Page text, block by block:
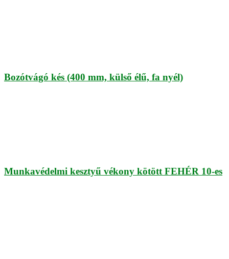
Bozótvágó kés (400 mm, külső élű, fa nyél)
Munkavédelmi kesztyű vékony kötött FEHÉR 10-es